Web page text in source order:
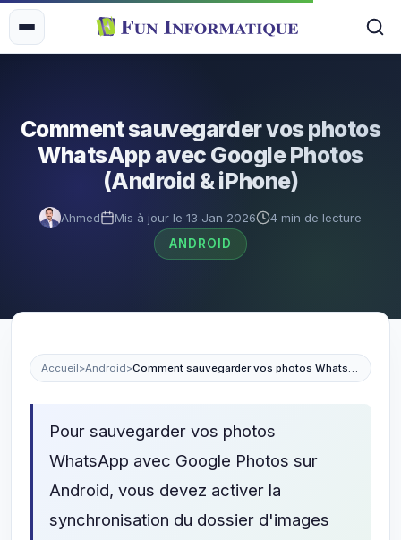
Comment sauvegarder vos photos
WhatsApp avec Google Photos
(Android & iPhone)
Ahmed Mis à jour le 13 Jan 2026
4 min de lecture
ANDROID
Accueil>Android> Comment sauvegarder vos photos WhatsApp avec Google Photos (Android & iPhone)
Pour sauvegarder vos photos
WhatsApp avec Google Photos sur
Android, vous devez activer la
synchronisation du dossier d'images